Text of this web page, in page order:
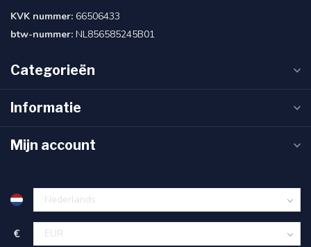
KVK nummer: 66506433
btw-nummer: NL856585245B01
Categorieën
Informatie
Mijn account
€